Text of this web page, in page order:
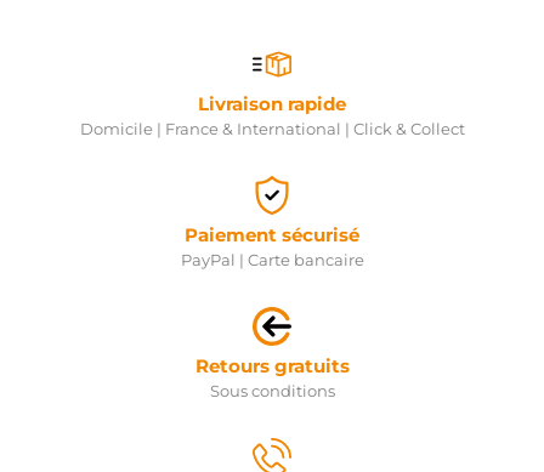
Livraison rapide
Domicile | France & International | Click & Collect
Paiement sécurisé
PayPal | Carte bancaire
Retours gratuits
Sous conditions